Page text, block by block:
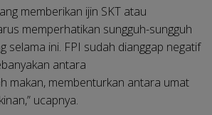
memberikan ijin SKT atau
memperhatikan sungguh-sungguh
selama ini. FPI sudah dianggap negatif
antara
makan, membenturkan antara umat
ucapnya.